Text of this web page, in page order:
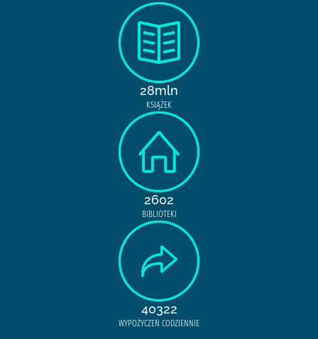
28mln
KSIĄŻEK
2602
BIBLIOTEKI
40322
WYPOŻYCZEŃ CODZIENNIE